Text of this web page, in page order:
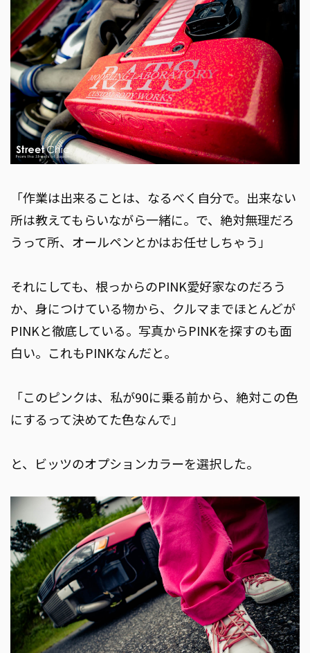
「作業は出来ることは、なるべく自分で。出来ない
所は教えてもらいながら一緒に。で、絶対無理だろ
うって所、オールペンとかはお任せしちゃう」
それにしても、根っからのPINK愛好家なのだろう
か、身につけている物から、クルマまでほとんどが
PINKと徹底している。写真からPINKを探すのも面
白い。これもPINKなんだと。
「このピンクは、私が90に乗る前から、絶対この色
にするって決めてた色なんで」
と、ビッツのオプションカラーを選択した。